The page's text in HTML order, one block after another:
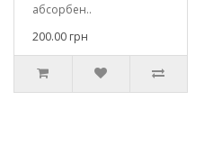
абсорбен..
200.00 грн